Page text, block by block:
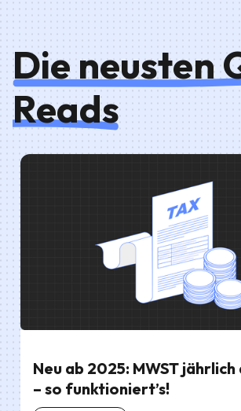
Die neusten
Reads
Neu ab 2025: MWST
– so funktioniert’s!